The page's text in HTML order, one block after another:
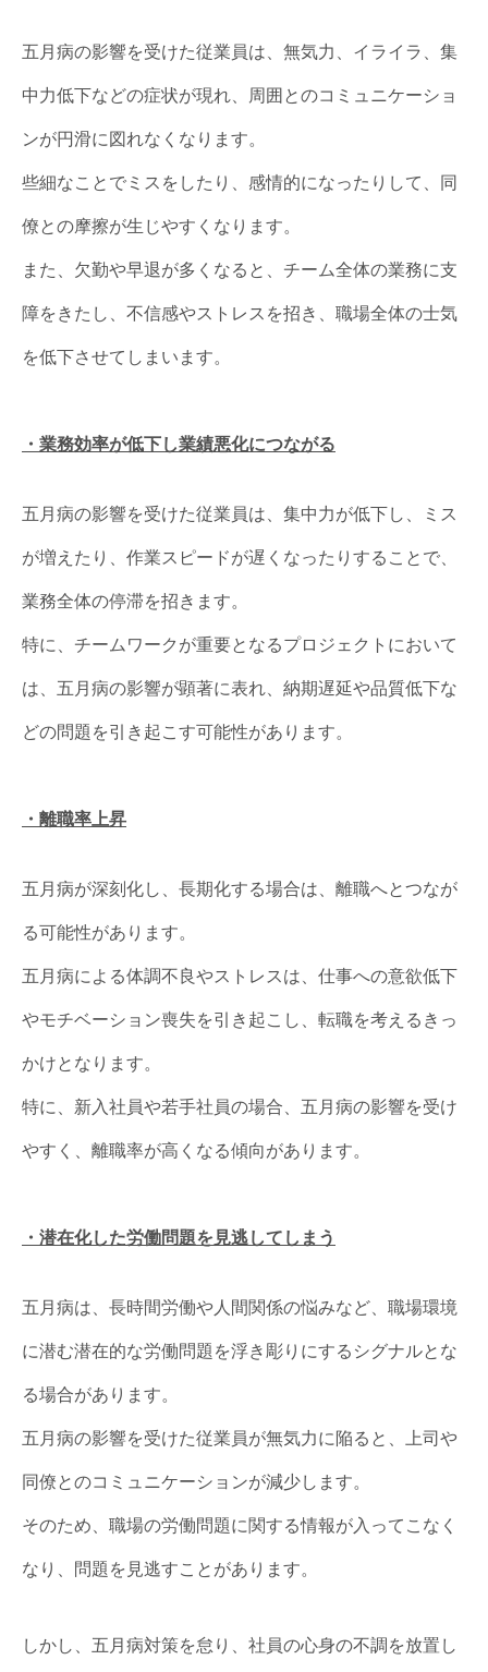
五月病の影響を受けた従業員は、無気力、イライラ、集
中力低下などの症状が現れ、周囲とのコミュニケーショ
ンが円滑に図れなくなります。
些細なことでミスをしたり、感情的になったりして、同
僚との摩擦が生じやすくなります。
また、欠勤や早退が多くなると、チーム全体の業務に支
障をきたし、不信感やストレスを招き、職場全体の士気
を低下させてしまいます。
・業務効率が低下し業績悪化につながる
五月病の影響を受けた従業員は、集中力が低下し、ミス
が増えたり、作業スピードが遅くなったりすることで、
業務全体の停滞を招きます。
特に、チームワークが重要となるプロジェクトにおいて
は、五月病の影響が顕著に表れ、納期遅延や品質低下な
どの問題を引き起こす可能性があります。
・離職率上昇
五月病が深刻化し、長期化する場合は、離職へとつなが
る可能性があります。
五月病による体調不良やストレスは、仕事への意欲低下
やモチベーション喪失を引き起こし、転職を考えるきっ
かけとなります。
特に、新入社員や若手社員の場合、五月病の影響を受け
やすく、離職率が高くなる傾向があります。
・潜在化した労働問題を見逃してしまう
五月病は、長時間労働や人間関係の悩みなど、職場環境
に潜む潜在的な労働問題を浮き彫りにするシグナルとな
る場合があります。
五月病の影響を受けた従業員が無気力に陥ると、上司や
同僚とのコミュニケーションが減少します。
そのため、職場の労働問題に関する情報が入ってこなく
なり、問題を見逃すことがあります。
しかし、五月病対策を怠り、社員の心身の不調を放置し